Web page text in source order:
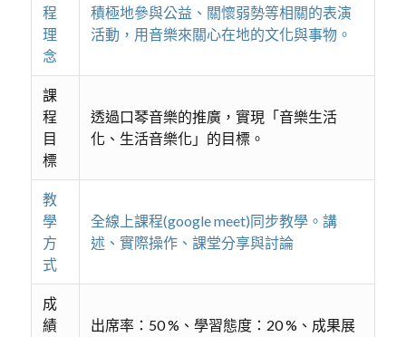
程
理
念
積極地參與公益、關懷弱勢等相關的表演
活動，用音樂來關心在地的文化與事物。
課
程
目
標
透過口琴音樂的推廣，實現「音樂生活
化、生活音樂化」的目標。
教
學
方
式
全線上課程(google meet)同步教學。講
述、實際操作、課堂分享與討論
成
績
出席率：50 %、學習態度：20 %、成果展